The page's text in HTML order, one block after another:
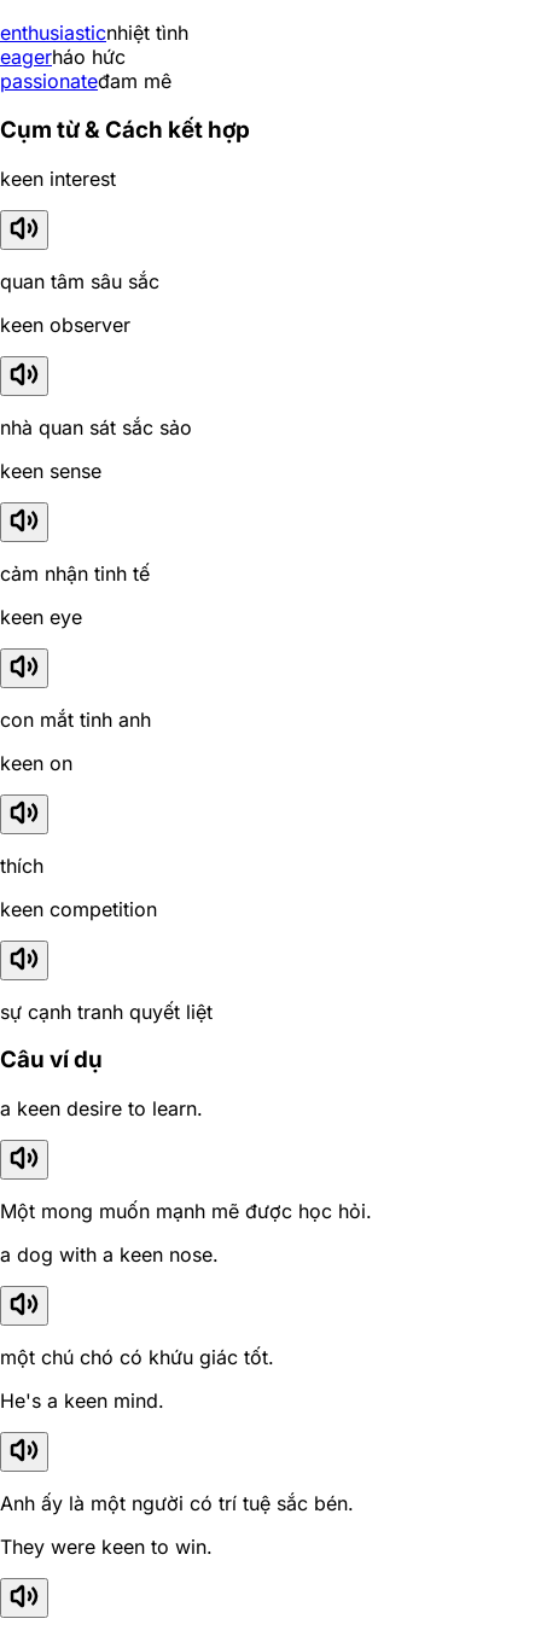
enthusiasticnhiệt tình
eagerháo hức
passionateđam mê
Cụm từ & Cách kết hợp
keen interest
quan tâm sâu sắc
keen observer
nhà quan sát sắc sảo
keen sense
cảm nhận tinh tế
keen eye
con mắt tinh anh
keen on
thích
keen competition
sự cạnh tranh quyết liệt
Câu ví dụ
a keen desire to learn.
Một mong muốn mạnh mẽ được học hỏi.
a dog with a keen nose.
một chú chó có khứu giác tốt.
He's a keen mind.
Anh ấy là một người có trí tuệ sắc bén.
They were keen to win.